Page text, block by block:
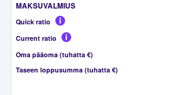
MAKSUVALMIUS
Quick ratio
Current ratio
Oma pääoma (tuhatta €)
Taseen loppusumma (tuhatta €)